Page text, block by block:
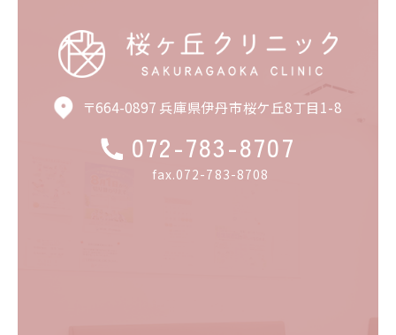
〒664-0897 兵庫県伊丹市桜ケ丘8丁目1-8
072-783-8707
fax.072-783-8708